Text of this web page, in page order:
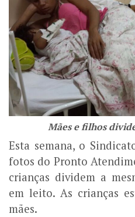
Mães e filhos
Esta semana, o
fotos do Pronto
crianças dividem a
em leito. As crianças
mães.